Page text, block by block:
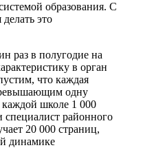
образования. С
это
раз в полугодие на
в орган
что каждая
одну
школе 1 000
районного
20 000 страниц,
динамике